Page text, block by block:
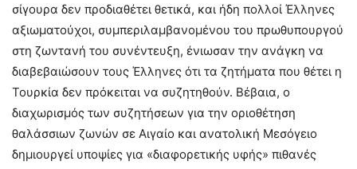
σίγουρα δεν προδιαθέτει θετικά, και ήδη πολλοί Έλληνες
αξιωματούχοι, συμπεριλαμβανομένου του πρωθυπουργού
στη ζωντανή του συνέντευξη, ένιωσαν την ανάγκη να
διαβεβαιώσουν τους Έλληνες ότι τα ζητήματα που θέτει η
Τουρκία δεν πρόκειται να συζητηθούν. Βέβαια, ο
διαχωρισμός των συζητήσεων για την οριοθέτηση
θαλάσσιων ζωνών σε Αιγαίο και ανατολική Μεσόγειο
δημιουργεί υποψίες για «διαφορετικής υφής» πιθανές